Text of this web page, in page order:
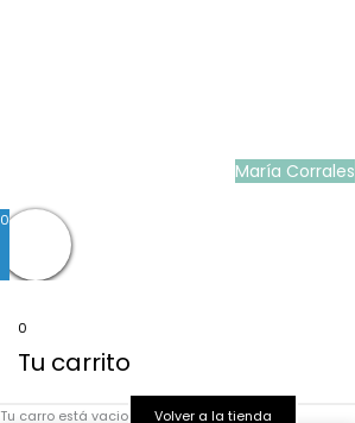
María Corrales
0
0
Tu carrito
Tu carro está vacio Volver a la tienda